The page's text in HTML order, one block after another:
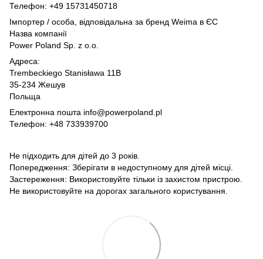
Телефон: +49 15731450718
Імпортер / особа, відповідальна за бренд Weima в ЄС
Назва компанії
Power Poland Sp. z o.o.
Адреса:
Trembeckiego Stanisława 11B
35-234 Жешув
Польща
Електронна пошта info@powerpoland.pl
Телефон: +48 733939700
Не підходить для дітей до 3 років.
Попередження: Зберігати в недоступному для дітей місці.
Застереження: Використовуйте тільки із захистом пристрою.
Не використовуйте на дорогах загального користування.